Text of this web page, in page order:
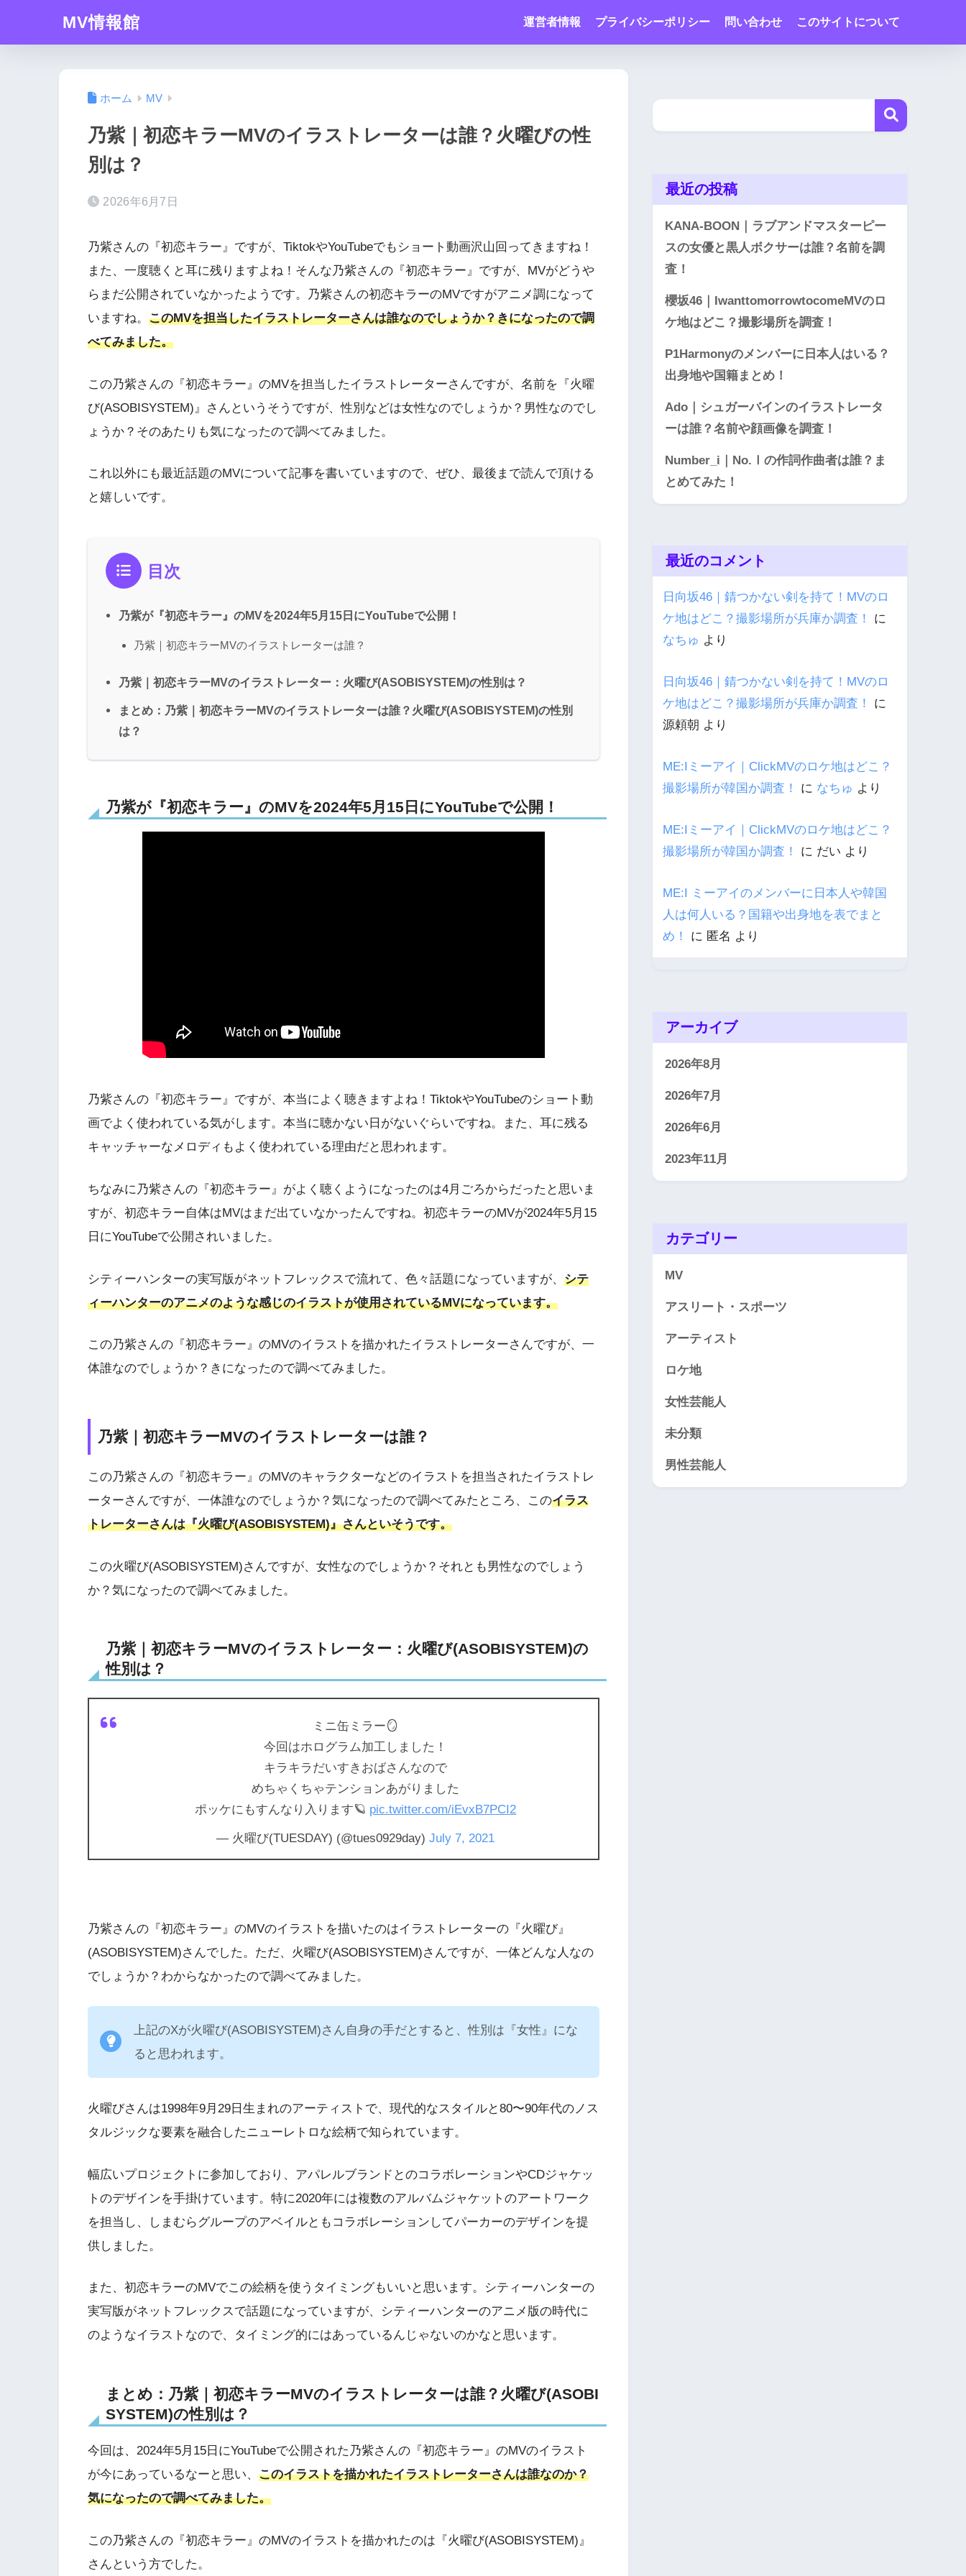
MV情報館 運営者情報 プライバシーポリシー 問い合わせ このサイトについて
ホーム MV
乃紫｜初恋キラーMVのイラストレーターは誰？火曜びの性
別は？
2026年6月7日
乃紫さんの『初恋キラー』ですが、TiktokやYouTubeでもショート動画沢山回ってきますね！
また、一度聴くと耳に残りますよね！そんな乃紫さんの『初恋キラー』ですが、MVがどうや
らまだ公開されていなかったようです。乃紫さんの初恋キラーのMVですがアニメ調になって
いますね。 このMVを担当したイラストレーターさんは誰なのでしょうか？きになったので調
べてみました。
この乃紫さんの『初恋キラー』のMVを担当したイラストレーターさんですが、名前を『火曜
び(ASOBISYSTEM)』さんというそうですが、性別などは女性なのでしょうか？男性なのでし
ょうか？そのあたりも気になったので調べてみました。
これ以外にも最近話題のMVについて記事を書いていますので、ぜひ、最後まで読んで頂ける
と嬉しいです。
目次
乃紫が『初恋キラー』のMVを2024年5月15日にYouTubeで公開！
乃紫｜初恋キラーMVのイラストレーターは誰？
乃紫｜初恋キラーMVのイラストレーター：火曜び(ASOBISYSTEM)の性別は？
まとめ：乃紫｜初恋キラーMVのイラストレーターは誰？火曜び(ASOBISYSTEM)の性別
は？
乃紫が『初恋キラー』のMVを2024年5月15日にYouTubeで公開！
乃紫さんの『初恋キラー』ですが、本当によく聴きますよね！TiktokやYouTubeのショート動
画でよく使われている気がします。本当に聴かない日がないぐらいですね。また、耳に残る
キャッチャーなメロディもよく使われている理由だと思われます。
ちなみに乃紫さんの『初恋キラー』がよく聴くようになったのは4月ごろからだったと思いま
すが、初恋キラー自体はMVはまだ出ていなかったんですね。初恋キラーのMVが2024年5月15
日にYouTubeで公開されいました。
シティーハンターの実写版がネットフレックスで流れて、色々話題になっていますが、 シテ
ィーハンターのアニメのような感じのイラストが使用されているMVになっています。
この乃紫さんの『初恋キラー』のMVのイラストを描かれたイラストレーターさんですが、一
体誰なのでしょうか？きになったので調べてみました。
乃紫｜初恋キラーMVのイラストレーターは誰？
この乃紫さんの『初恋キラー』のMVのキャラクターなどのイラストを担当されたイラストレ
ーターさんですが、一体誰なのでしょうか？気になったので調べてみたところ、このイラス
トレーターさんは『火曜び(ASOBISYSTEM)』さんといそうです。
この火曜び(ASOBISYSTEM)さんですが、女性なのでしょうか？それとも男性なのでしょう
か？気になったので調べてみました。
乃紫｜初恋キラーMVのイラストレーター：火曜び(ASOBISYSTEM)の
性別は？
ミニ缶ミラー🪞
今回はホログラム加工しました！
キラキラだいすきおばさんなので
めちゃくちゃテンションあがりました
ポッケにもすんなり入ります🪐 pic.twitter.com/iEvxB7PCI2
— 火曜び(TUESDAY) (@tues0929day)July 7, 2021
乃紫さんの『初恋キラー』のMVのイラストを描いたのはイラストレーターの『火曜び』
(ASOBISYSTEM)さんでした。ただ、火曜び(ASOBISYSTEM)さんですが、一体どんな人なの
でしょうか？わからなかったので調べてみました。
上記のXが火曜び(ASOBISYSTEM)さん自身の手だとすると、性別は『女性』にな
ると思われます。
火曜びさんは1998年9月29日生まれのアーティストで、現代的なスタイルと80〜90年代のノス
タルジックな要素を融合したニューレトロな絵柄で知られています。
幅広いプロジェクトに参加しており、アパレルブランドとのコラボレーションやCDジャケッ
トのデザインを手掛けています。特に2020年には複数のアルバムジャケットのアートワーク
を担当し、しまむらグループのアベイルともコラボレーションしてパーカーのデザインを提
供しました。
また、初恋キラーのMVでこの絵柄を使うタイミングもいいと思います。シティーハンターの
実写版がネットフレックスで話題になっていますが、シティーハンターのアニメ版の時代に
のようなイラストなので、タイミング的にはあっているんじゃないのかなと思います。
まとめ：乃紫｜初恋キラーMVのイラストレーターは誰？火曜び(ASOBI
SYSTEM)の性別は？
今回は、2024年5月15日にYouTubeで公開された乃紫さんの『初恋キラー』のMVのイラスト
が今にあっているなーと思い、 このイラストを描かれたイラストレーターさんは誰なのか？
気になったので調べてみました。
この乃紫さんの『初恋キラー』のMVのイラストを描かれたのは『火曜び(ASOBISYSTEM)』
さんという方でした。
最近の投稿
KANA-BOON｜ラブアンドマスターピー
スの女優と黒人ボクサーは誰？名前を調
査！
櫻坂46｜IwanttomorrowtocomeMVのロ
ケ地はどこ？撮影場所を調査！
P1Harmonyのメンバーに日本人はいる？
出身地や国籍まとめ！
Ado｜シュガーバインのイラストレータ
ーは誰？名前や顔画像を調査！
Number_i｜No.Ⅰの作詞作曲者は誰？ま
とめてみた！
最近のコメント
日向坂46｜錆つかない剣を持て！MVのロ
ケ地はどこ？撮影場所が兵庫か調査！
に
なちゅ より
日向坂46｜錆つかない剣を持て！MVのロ
ケ地はどこ？撮影場所が兵庫か調査！
に
源頼朝 より
ME:Iミーアイ｜ClickMVのロケ地はどこ？
撮影場所が韓国か調査！
に なちゅ より
ME:Iミーアイ｜ClickMVのロケ地はどこ？
撮影場所が韓国か調査！
に だい より
ME:I ミーアイのメンバーに日本人や韓国
人は何人いる？国籍や出身地を表でまと
め！
に 匿名 より
アーカイブ
2026年8月
2026年7月
2026年6月
2023年11月
カテゴリー
MV
アスリート・スポーツ
アーティスト
ロケ地
女性芸能人
未分類
男性芸能人